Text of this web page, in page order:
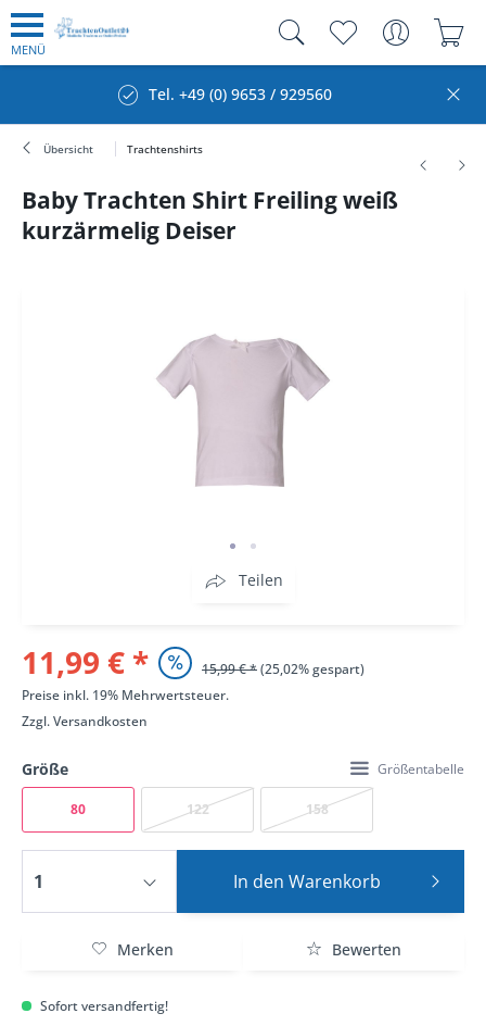
MENÜ
Tel. +49 (0) 9653 / 929560
Übersicht Trachtenshirts
Baby Trachten Shirt Freiling weiß
kurzärmelig Deiser
Teilen
11,99 € * 15,99 € *(25,02% gespart)
Preise inkl. 19% Mehrwertsteuer.
Zzgl.Versandkosten
Größe Größentabelle
80 122 158
In den Warenkorb
Merken Bewerten
Sofort versandfertig!